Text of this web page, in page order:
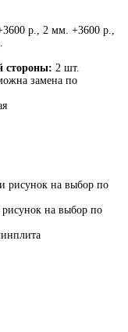
р., 2 мм. +3600 р.,
стороны: 2 шт.
замена по
на выбор по
на выбор по